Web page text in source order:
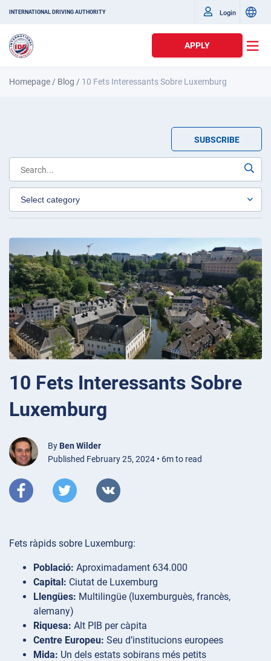
INTERNATIONAL DRIVING AUTHORITY Login
APPLY
Homepage / Blog / 10 Fets Interessants Sobre Luxemburg
SUBSCRIBE
10 Fets Interessants Sobre
Luxemburg
By Ben Wilder
Published February 25, 2024 • 6m to read
Fets ràpids sobre Luxemburg:
Població: Aproximadament 634.000
Capital: Ciutat de Luxemburg
Llengües: Multilingüe (luxemburguès, francès,
alemany)
Riquesa: Alt PIB per càpita
Centre Europeu: Seu d’institucions europees
Mida: Un dels estats sobirans més petits